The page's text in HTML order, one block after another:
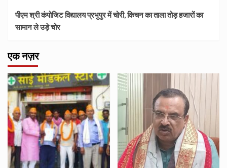
पीएम श्री कंपोजिट विद्यालय प्रभुपुर में चोरी, किचन का ताला तोड़ हजारों का
सामान ले उड़े चोर
एक नज़र